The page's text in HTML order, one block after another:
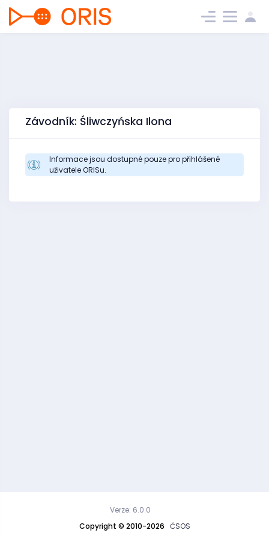
Závodník: Śliwczyńska Ilona
Informace jsou dostupné pouze pro přihlášené
uživatele ORISu.
Copyright © 2010-2026 ČSOS
Verze: 6.0.0